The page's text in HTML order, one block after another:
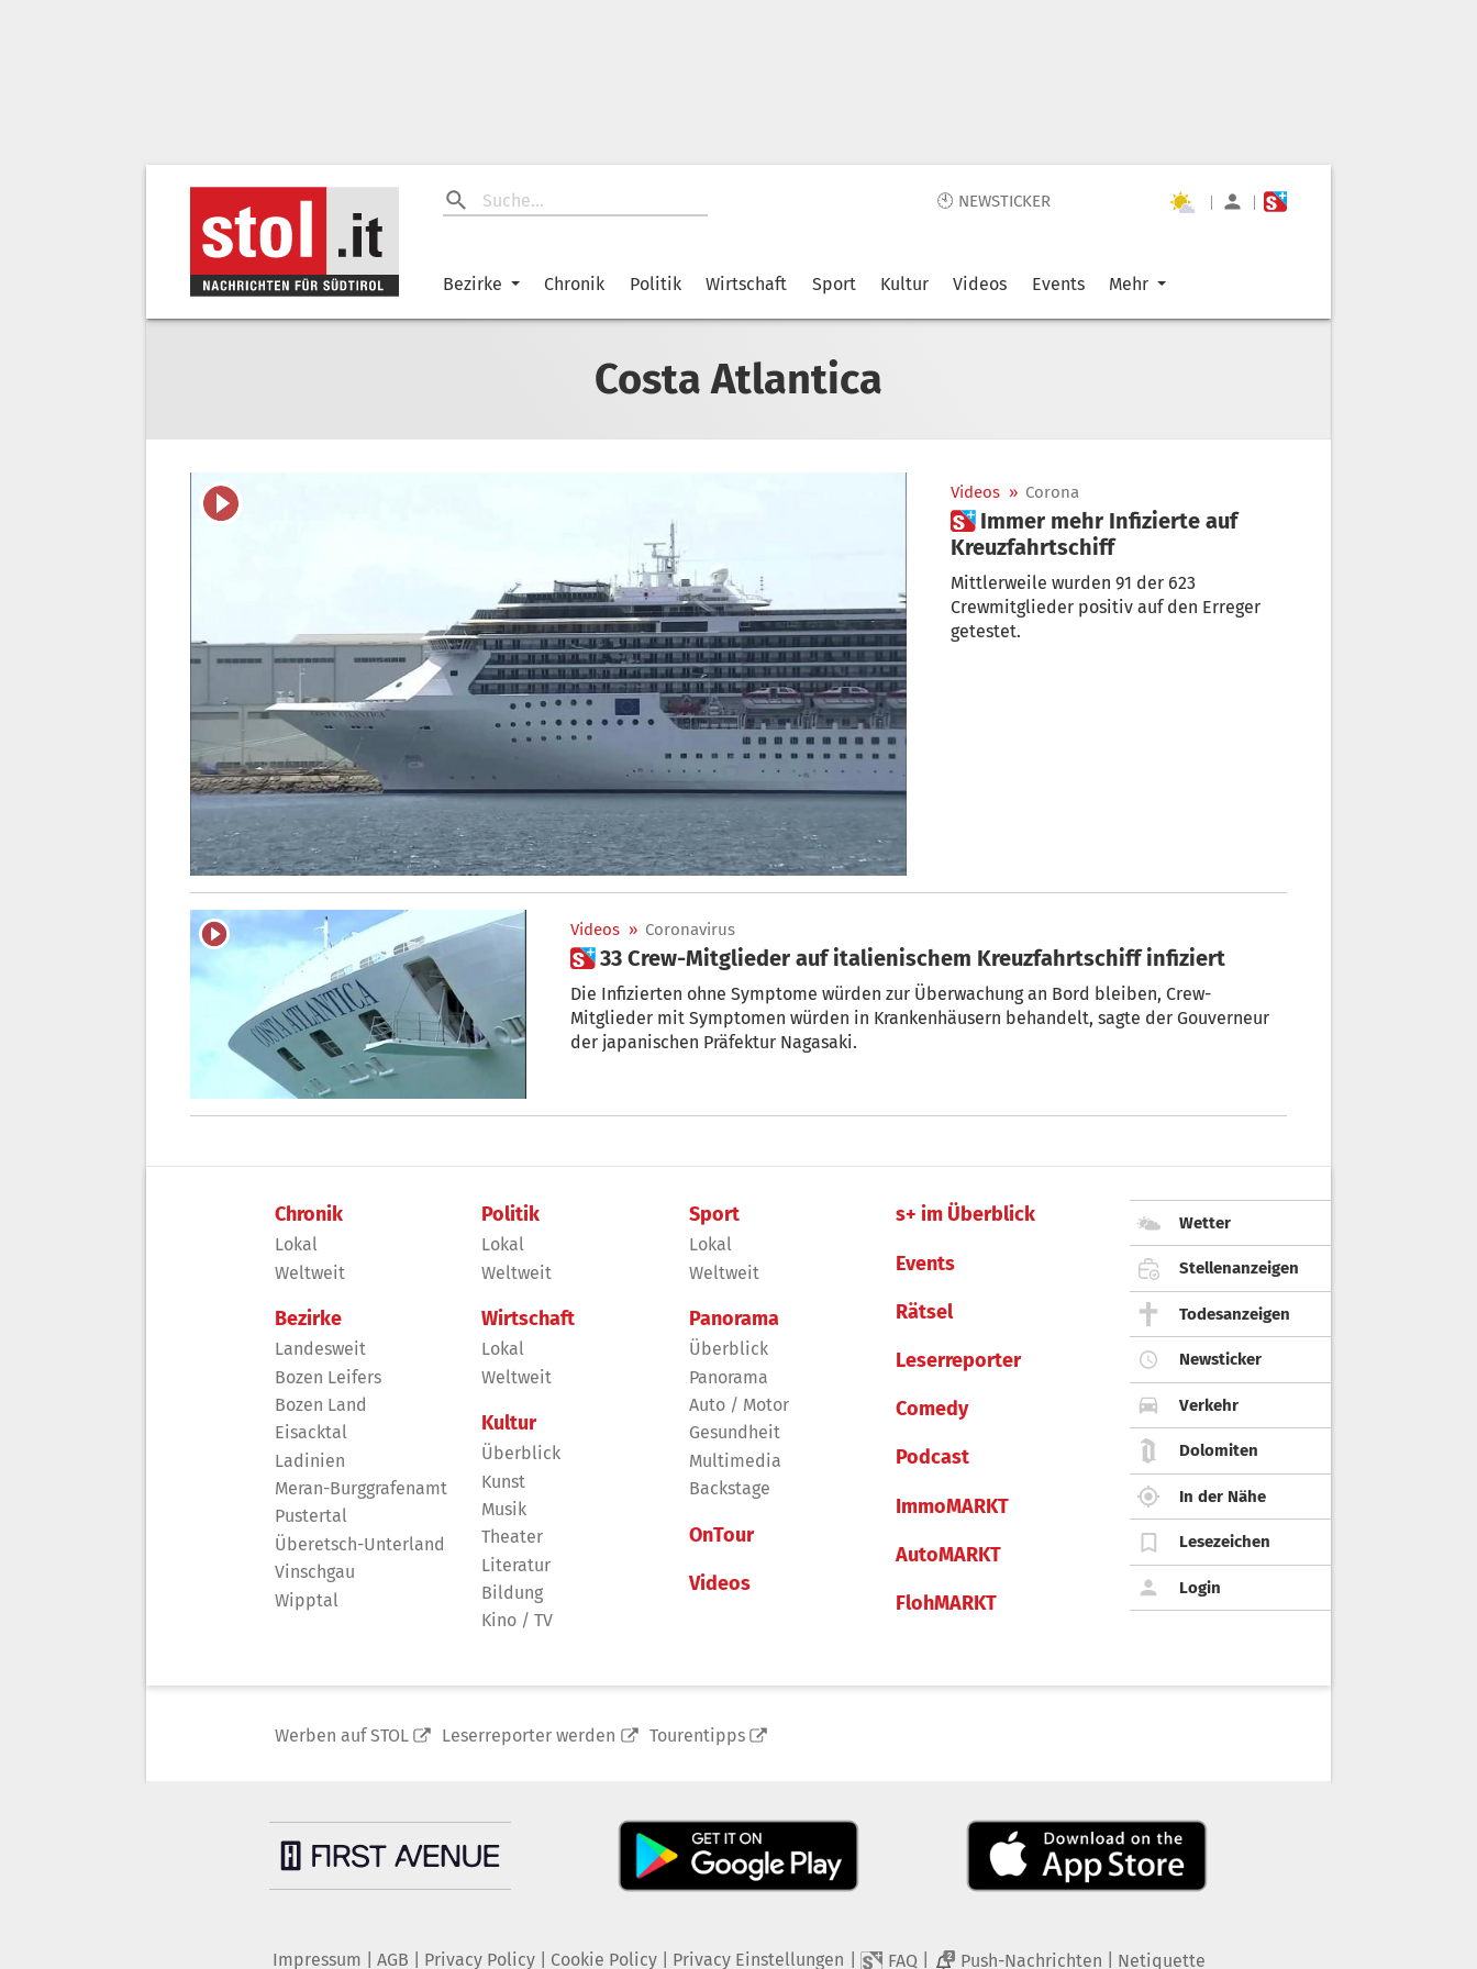
🕙 NEWSTICKER | |
Bezirke Chronik Politik Wirtschaft Sport Kultur Videos Events Mehr
Costa Atlantica
Videos » Corona
 Immer mehr Infizierte auf
Kreuzfahrtschiff
Mittlerweile wurden 91 der 623
Crewmitglieder positiv auf den Erreger
getestet.
Videos » Coronavirus
 33 Crew-Mitglieder auf italienischem Kreuzfahrtschiff infiziert
Die Infizierten ohne Symptome würden zur Überwachung an Bord bleiben, Crew-
Mitglieder mit Symptomen würden in Krankenhäusern behandelt, sagte der Gouverneur
der japanischen Präfektur Nagasaki.
Chronik
Lokal
Weltweit
Bezirke
Landesweit
Bozen Leifers
Bozen Land
Eisacktal
Ladinien
Meran-Burggrafenamt
Pustertal
Überetsch-Unterland
Vinschgau
Wipptal
Politik
Lokal
Weltweit
Wirtschaft
Lokal
Weltweit
Kultur
Überblick
Kunst
Musik
Theater
Literatur
Bildung
Kino / TV
Sport
Lokal
Weltweit
Panorama
Überblick
Panorama
Auto / Motor
Gesundheit
Multimedia
Backstage
OnTour
Videos
s+ im Überblick
Events
Rätsel
Leserreporter
Comedy
Podcast
ImmoMARKT
AutoMARKT
FlohMARKT
Wetter
Stellenanzeigen
Todesanzeigen
Newsticker
Verkehr
Dolomiten
In der Nähe
Lesezeichen
Login
Werben auf STOL Leserreporter werden Tourentipps
Impressum AGB Privacy Policy| Cookie Policy| Privacy Einstellungen FAQ 2 Push-Nachrichten Netiquette